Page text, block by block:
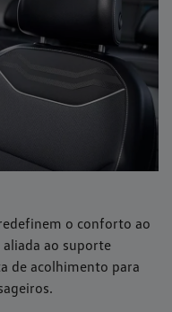
o conforto ao
ao suporte
de acolhimento para